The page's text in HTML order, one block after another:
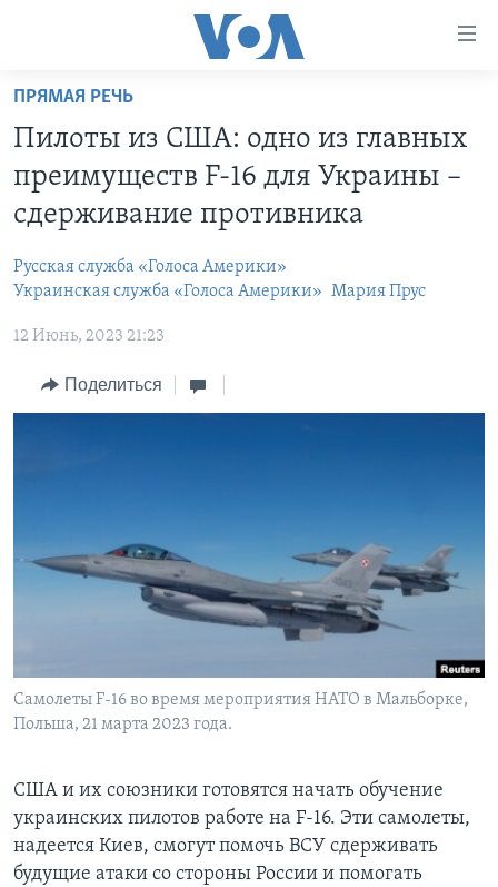
Перейти
основной
контент
Перейти
основной
навигации
ДЕТАЛИ
ПРОЕКТЫ
НАША АМЕРИКАНСКАЯ ИСТОРИЯ
АМЕРИКАНСКИЕ ГОРОДКИ
ИНТЕРВЬЮ
УЧИМ АНГЛИЙСКИЙ
Learning English
СОЦИАЛЬНЫЕ СЕТИ
Языки
ПРЯМАЯ РЕЧЬ
Пилоты из США: одно из главных
преимуществ F-16 для Украины –
сдерживание противника
Русская служба «Голоса Америки»
Украинская служба «Голоса Америки» Мария Прус
12 Июнь, 2023 21:23
Поделиться
Самолеты F-16 во время мероприятия НАТО в Мальборке,
Польша, 21 марта 2023 года.
США и их союзники готовятся начать обучение
украинских пилотов работе на F-16. Эти самолеты,
надеется Киев, смогут помочь ВСУ сдерживать
будущие атаки со стороны России и помогать